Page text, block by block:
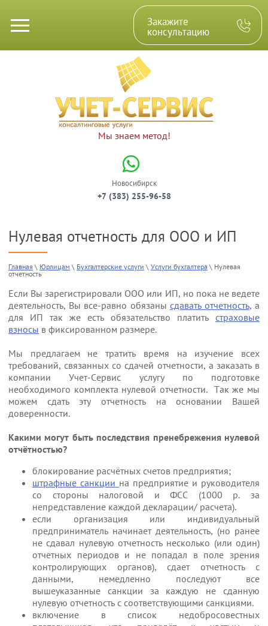
Закажите
консультацию
Мы знаем метод!
Новосибирск
+7 (383) 255-96-58
Консалтинговые услуги Юрлицам Физлицам
Контакты О Компании
Нулевая отчетность для ООО и ИП
Главная \ Юрлицам \ Бухгалтерские услуги \ Услуги бухгалтера \ Нулевая
отчетность
Если Вы зарегистрировали ООО или ИП, но пока не ведете
деятельность, Вы все-равно обязаны сдавать отчетность, а
для ИП так же есть обязательство платить страховые
взносы в фиксированном размере.
Мы предлагаем не тратить время на изучение всех
требований, связанных со сдачей отчетности, а заказать в
компании Учет-Сервис услугу по подготовке
необходимого комплекта нулевой отчетности. Так же мы
можем сдать эту отчетность на основании Вашей
доверенности.
Какими могут быть последствия пренебрежения нулевой
отчётностью?
блокирование расчётных счетов предприятия;
штрафные санкции на предприятие и руководителя
со стороны налоговой и ФСС (1000 р. за
непредставление каждой декларации/ расчета).
если организация или индивидуальный
предприниматель начинает деятельность, (но ранее
не сдавал нулевую отчетность несколько (или один)
отчетных периодов и не попадал в поле зрения
контролирующих органов), сдает отчетность с
данными, немедленно последуют все
вышеуказанные санкции за каждую не сданную
нулевую отчетность с соответствующими санкциями.
включение в список недобросовестных